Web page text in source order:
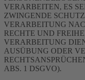
VERARBEITEN, ES
ZWINGENDE
VERARBEITUNG
RECHTE UND
VERARBEITUNG
AUSÜBUNG ODER
ABS. 1 DSGVO).